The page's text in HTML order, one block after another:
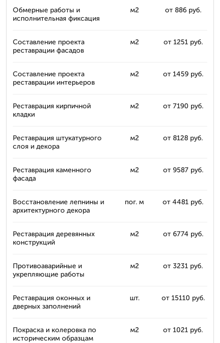
Обмерные работы и
исполнительная фиксация
м2 от 886 руб.
Составление проекта
реставрации фасадов
м2 от 1251 руб.
Составление проекта
реставрации интерьеров
м2 от 1459 руб.
Реставрация кирпичной
кладки
м2 от 7190 руб.
Реставрация штукатурного
слоя и декора
м2 от 8128 руб.
Реставрация каменного
фасада
м2 от 9587 руб.
Восстановление лепнины и
архитектурного декора
пог. м от 4481 руб.
Реставрация деревянных
конструкций
м2 от 6774 руб.
Противоаварийные и
укрепляющие работы
м2 от 3231 руб.
Реставрация оконных и
дверных заполнений
шт. от 15110 руб.
Покраска и колеровка по
историческим образцам
м2 от 1021 руб.